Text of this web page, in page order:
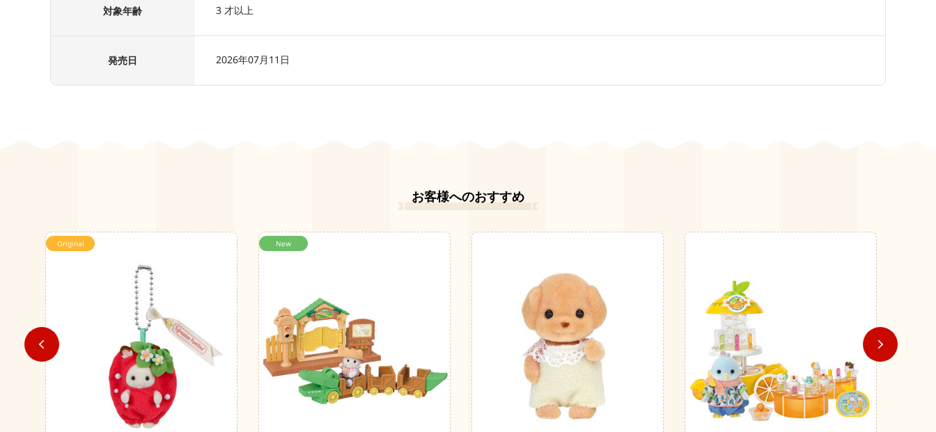
対象年齢 3 才以上
発売日 2026年07月11日
お客様へのおすすめ
Original New